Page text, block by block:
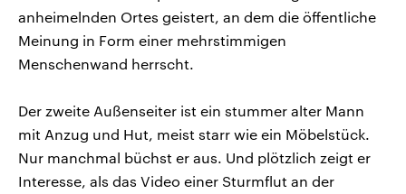
anheimelnden Ortes geistert, an dem die öffentliche
Meinung in Form einer mehrstimmigen
Menschenwand herrscht.
Der zweite Außenseiter ist ein stummer alter Mann
mit Anzug und Hut, meist starr wie ein Möbelstück.
Nur manchmal büchst er aus. Und plötzlich zeigt er
Interesse, als das Video einer Sturmflut an der